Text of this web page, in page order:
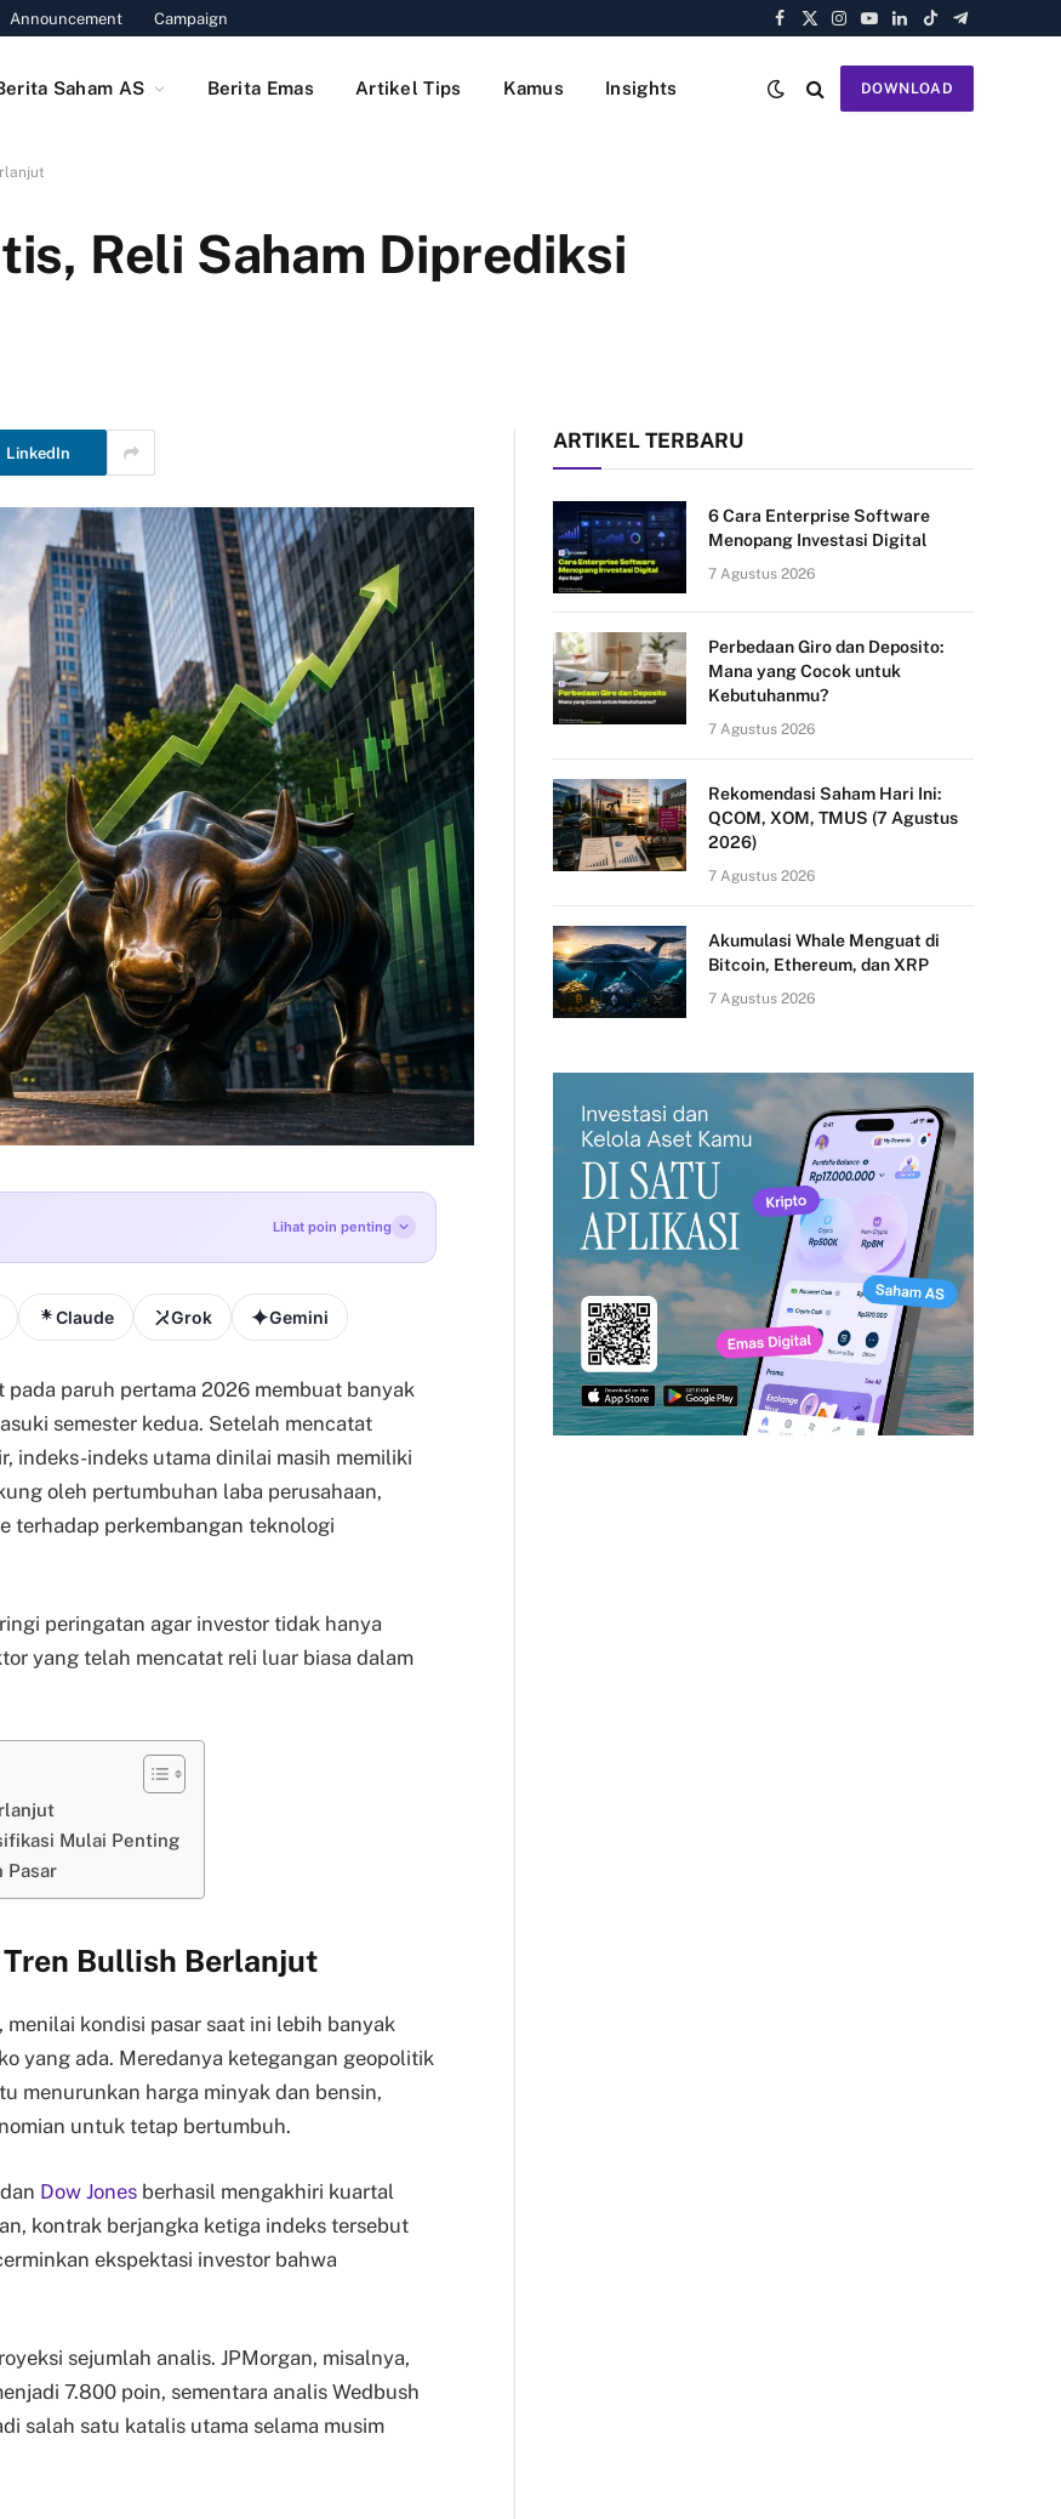
Announcement Campaign
Facebook
X
Instagram
YouTube
LinkedIn
TikTokTelegram
Saham AS Berita Emas Artikel Tips Kamus Insights DOWNLOAD
Reli Saham Diprediksi
LinkedIn
Lihat poin penting
Claude Grok Gemini
pada paruh pertama 2026 membuat banyak
semester kedua. Setelah mencatat
indeks-indeks utama dinilai masih memiliki
oleh pertumbuhan laba perusahaan,
terhadap perkembangan teknologi
peringatan agar investor tidak hanya
yang telah mencatat reli luar biasa dalam
Mulai Penting
Pasar
Bullish Berlanjut
kondisi pasar saat ini lebih banyak
yang ada. Meredanya ketegangan geopolitik
menurunkan harga minyak dan bensin,
untuk tetap bertumbuh.
Dow Jones berhasil mengakhiri kuartal
kontrak berjangka ketiga indeks tersebut
ekspektasi investor bahwa
sejumlah analis. JPMorgan, misalnya,
7.800 poin, sementara analis Wedbush
salah satu katalis utama selama musim
ARTIKEL TERBARU
6 Cara Enterprise Software
Menopang Investasi Digital
7 Agustus 2026
Perbedaan Giro dan Deposito:
Mana yang Cocok untuk
Kebutuhanmu?
7 Agustus 2026
Rekomendasi Saham Hari Ini:
QCOM, XOM, TMUS (7 Agustus
2026)
7 Agustus 2026
Akumulasi Whale Menguat di
Bitcoin, Ethereum, dan XRP
7 Agustus 2026